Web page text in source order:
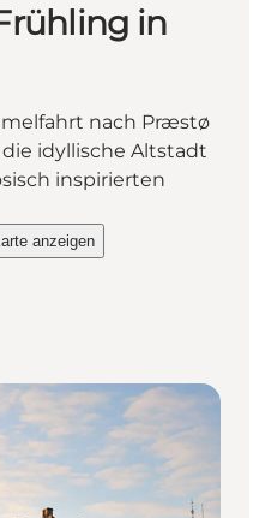
in
nach Præstø
idyllische Altstadt
inspirierten
Frühling in Præstø"
anzeigenFrühling in Præstø